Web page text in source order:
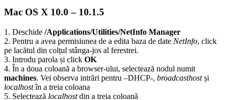
Mac OS X 10.0 – 10.1.5
1. Deschide /Applications/Utilities/NetInfo Manager
2. Pentru a avea permisiunea de a edita baza de date NetInfo, click
pe lacătul din colțul stânga-jos al ferestrei.
3. Introdu parola și click OK
4. În a doua coloană a browser-ului, selectează nodul numit
machines. Vei observa intrări pentru –DHCP-, broadcasthostși
localhostîn a treia coloana
5. Selectează localhostdin a treia coloană